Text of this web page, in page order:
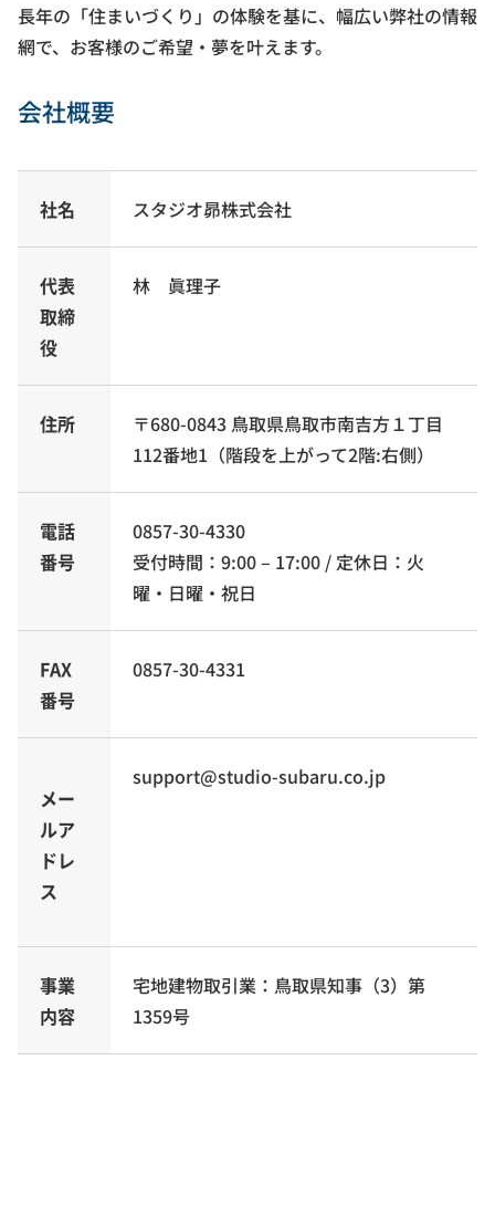
長年の「住まいづくり」の体験を基に、幅広い弊社の情報
網で、お客様のご希望・夢を叶えます。
会社概要
社名 スタジオ昴株式会社
代表
取締
役
林 眞理子
住所
〒680-0843 鳥取県鳥取市南吉方１丁目
112番地1（階段を上がって2階:右側）
電話
番号
0857-30-4330
受付時間：9:00 – 17:00 / 定休日：火
曜・日曜・祝日
FAX
番号
0857-30-4331
メー
ルア
ドレ
ス
support@studio-subaru.co.jp
事業
内容
宅地建物取引業：鳥取県知事（3）第
1359号